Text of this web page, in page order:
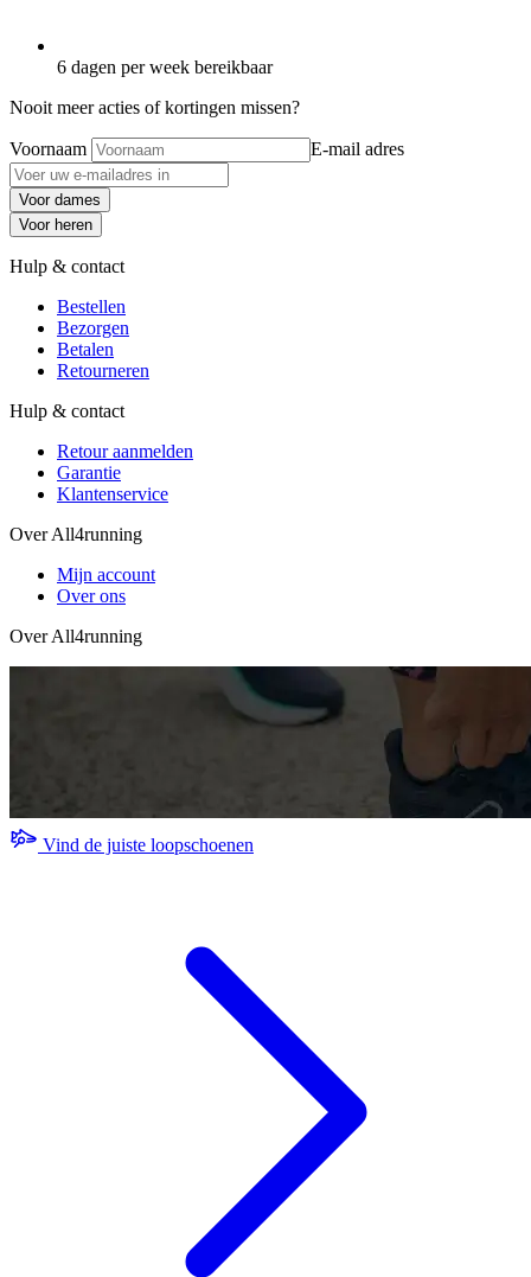
6 dagen per week bereikbaar
Nooit meer acties of kortingen missen?
Voornaam E-mail adres
Voor dames
Voor heren
Hulp & contact
Bestellen
Bezorgen
Betalen
Retourneren
Hulp & contact
Retour aanmelden
Garantie
Klantenservice
Over All4running
Mijn account
Over ons
Over All4running
Vind de juiste loopschoenen